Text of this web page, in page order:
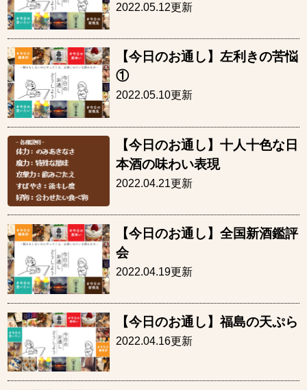
2022.05.12更新
【今日のお通し】左利きの苦悩
①
2022.05.10更新
【今日のお通し】十人十色な日
本酒の味わい表現
2022.04.21更新
【今日のお通し】全国新酒鑑評
会
2022.04.19更新
【今日のお通し】福島の天ぷら
2022.04.16更新